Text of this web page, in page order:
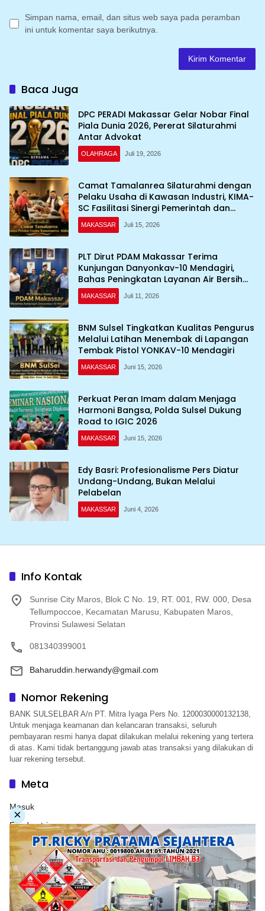
Simpan nama, email, dan situs web saya pada peramban
ini untuk komentar saya berikutnya.
Baca Juga
DPC PERADI Makassar Gelar Nobar Final
Piala Dunia 2026, Pererat Silaturahmi
Antar Advokat
OLAHRAGA Juli 19, 2026
Camat Tamalanrea Silaturahmi dengan
Pelaku Usaha di Kawasan Industri, KIMA-
SC Fasilitasi Sinergi Pemerintah dan
Dunia Usaha
MAKASSAR Juli 15, 2026
PLT Dirut PDAM Makassar Terima
Kunjungan Danyonkav-10 Mendagiri,
Bahas Peningkatan Layanan Air Bersih
Asrama
MAKASSAR Juli 11, 2026
BNM Sulsel Tingkatkan Kualitas Pengurus
Melalui Latihan Menembak di Lapangan
Tembak Pistol YONKAV-10 Mendagiri
MAKASSAR Juni 15, 2026
Perkuat Peran Imam dalam Menjaga
Harmoni Bangsa, Polda Sulsel Dukung
Road to IGIC 2026
MAKASSAR Juni 15, 2026
Edy Basri: Profesionalisme Pers Diatur
Undang-Undang, Bukan Melalui
Pelabelan
MAKASSAR Juni 4, 2026
Info Kontak
Sunrise City Maros, Blok C No. 19, RT. 001, RW. 000, Desa
Tellumpoccoe, Kecamatan Marusu, Kabupaten Maros,
Provinsi Sulawesi Selatan
081340399001
Baharuddin.herwandy@gmail.com
Nomor Rekening
BANK SULSELBAR A/n PT. Mitra Iyaga Pers No. 1200030000132138,
Untuk menjaga keamanan dan kelancaran transaksi, seluruh
pembayaran resmi hanya dapat dilakukan melalui rekening yang tertera
di atas. Kami tidak bertanggung jawab atas transaksi yang dilakukan di
luar rekening tersebut.
Meta
Masuk
Feed entri
Feed komentar
WordPress.org
×